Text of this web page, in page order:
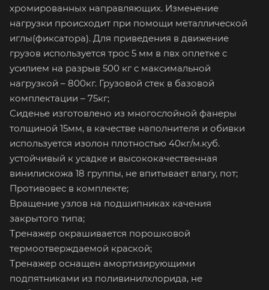
хромированных направляющих. Изменение
нагрузки происходит при помощи металлической
иглы(фиксатора). Для приведения в движение
грузов используется трос 5 мм в пвх оплетке с
усилием на разрыв 500 кг с максимальной
нагрузкой – 800кг. Грузовой стек в базовой
комплектации – 75кг;
Сиденье изготовлено из многослойной фанеры
толщиной 15мм, в качестве наполнителя и обивки
используется изолон плотностью 40кг/м.куб.
устойчивый к усадке и высококачественная
винилискожа 18 группы, не впитывает влагу, пот;
Противовес в комплекте;
Вращение узлов на подшипниках качения
закрытого типа;
Тренажер окрашивается порошковой
термоотверждаемой краской;
Тренажер оснащен амортизирующими
подпятниками из поливинилхлорида, не